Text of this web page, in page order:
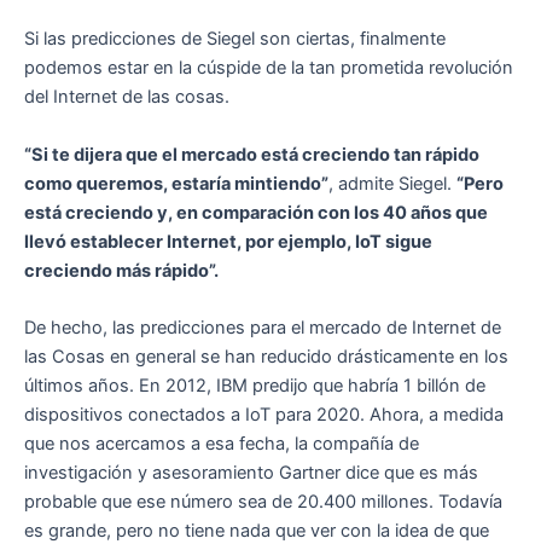
Si las predicciones de Siegel son ciertas, finalmente
podemos estar en la cúspide de la tan prometida revolución
del Internet de las cosas.
“Si te dijera que el mercado está creciendo tan rápido
como queremos, estaría mintiendo”, admite Siegel. “Pero
está creciendo y, en comparación con los 40 años que
llevó establecer Internet, por ejemplo, IoT sigue
creciendo más rápido”.
De hecho, las predicciones para el mercado de Internet de
las Cosas en general se han reducido drásticamente en los
últimos años. En 2012, IBM predijo que habría 1 billón de
dispositivos conectados a IoT para 2020. Ahora, a medida
que nos acercamos a esa fecha, la compañía de
investigación y asesoramiento Gartner dice que es más
probable que ese número sea de 20.400 millones. Todavía
es grande, pero no tiene nada que ver con la idea de que